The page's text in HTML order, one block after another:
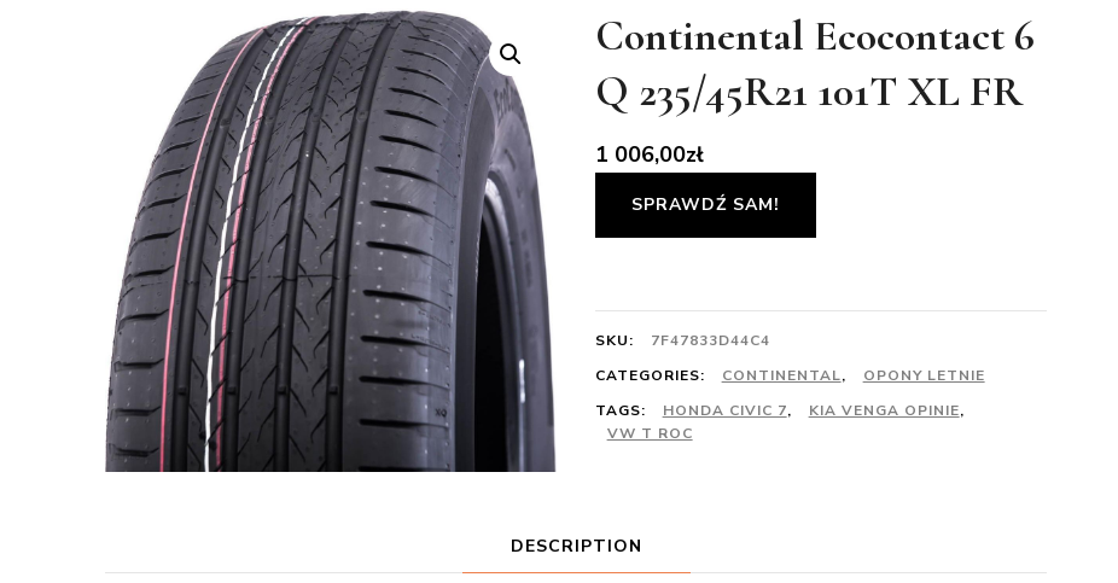
Continental Ecocontact 6
Q 235/45R21 101T XL FR
1 006,00zł
SPRAWDŹ SAM!
SKU:
7F47833D44C4
CATEGORIES:
CONTINENTAL,
OPONY LETNIE
TAGS:
HONDA CIVIC 7, KIA VENGA OPINIE,
VW T ROC
DESCRIPTION